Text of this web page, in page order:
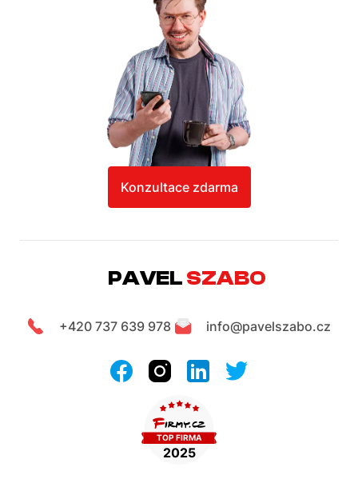
Konzultace zdarma
PAVEL SZABO
+420 737 639 978 info@pavelszabo.cz